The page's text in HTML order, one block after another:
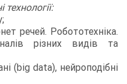
технології:
речей. Робототехніка.
різних видів та
(big data), нейроподібні